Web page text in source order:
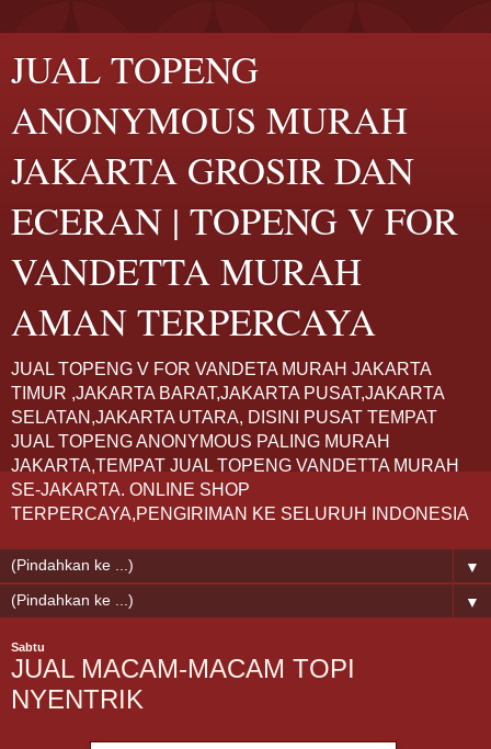
JUAL TOPENG
ANONYMOUS MURAH
JAKARTA GROSIR DAN
ECERAN | TOPENG V FOR
VANDETTA MURAH
AMAN TERPERCAYA
JUAL TOPENG V FOR VANDETA MURAH JAKARTA
TIMUR ,JAKARTA BARAT,JAKARTA PUSAT,JAKARTA
SELATAN,JAKARTA UTARA, DISINI PUSAT TEMPAT
JUAL TOPENG ANONYMOUS PALING MURAH
JAKARTA,TEMPAT JUAL TOPENG VANDETTA MURAH
SE-JAKARTA. ONLINE SHOP
TERPERCAYA,PENGIRIMAN KE SELURUH INDONESIA
▼
▼
Sabtu
JUAL MACAM-MACAM TOPI
NYENTRIK